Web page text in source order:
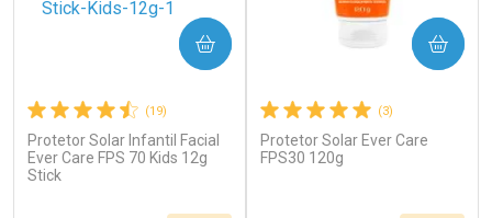
(19)
Protetor Solar Infantil Facial
Ever Care FPS 70 Kids 12g
Stick
COMPRAR
(3)
Protetor Solar Ever Care
FPS30 120g
COMPRAR